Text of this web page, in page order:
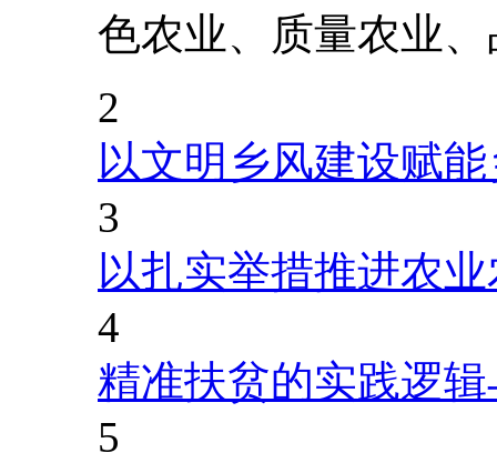
色农业、质量农业
2
以文明乡风建设赋
3
以扎实举措推进农
4
精准扶贫的实践逻
5